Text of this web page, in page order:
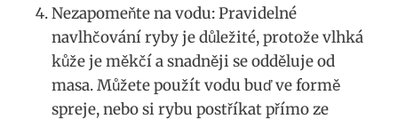
Nezapomeňte na vodu: Pravidelné
navlhčování ryby je důležité, protože vlhká
kůže je měkčí a snadněji se odděluje od
masa. Můžete použít vodu buď ve formě
spreje, nebo si rybu postříkat přímo ze